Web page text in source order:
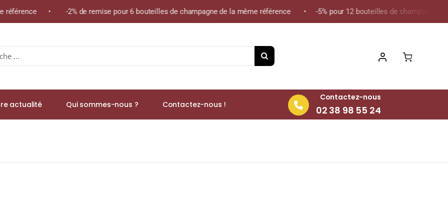
• -2% de remise pour 6 bouteilles de champagne de la même référence • -5% pour 12 bouteilles de champagne de la
actualité Qui sommes-nous ? Contactez-nous !
Contactez-nous
02 38 98 55 24